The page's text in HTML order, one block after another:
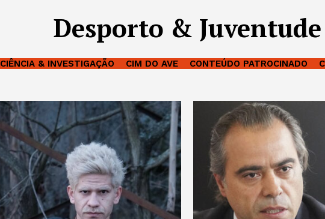
Desporto & Juventude
CIÊNCIA & INVESTIGAÇÃO CIM DO AVE CONTEÚDO PATROCINADO